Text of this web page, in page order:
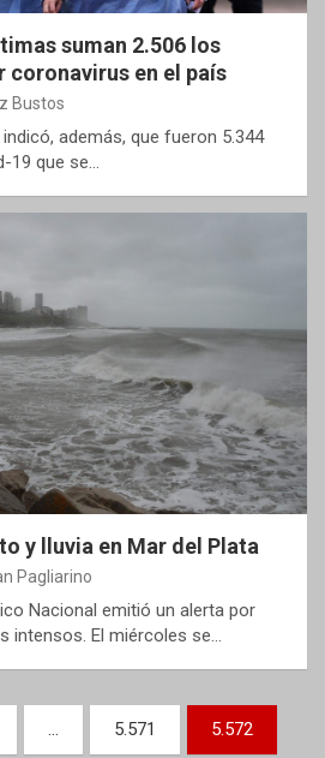
suman 2.506 los
en el país
Bustos
además, que fueron 5.344
19 que se…
y lluvia en Mar del Plata
Pagliarino
Nacional emitió un alerta por
intensos. El miércoles se…
… 5.571 5.572